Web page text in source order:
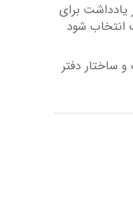
برای
انتخاب شود
ساختار دفتر